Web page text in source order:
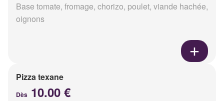
Base tomate, fromage, chorizo, poulet, viande hachée,
oignons
Pizza texane
Dès 10.00 €